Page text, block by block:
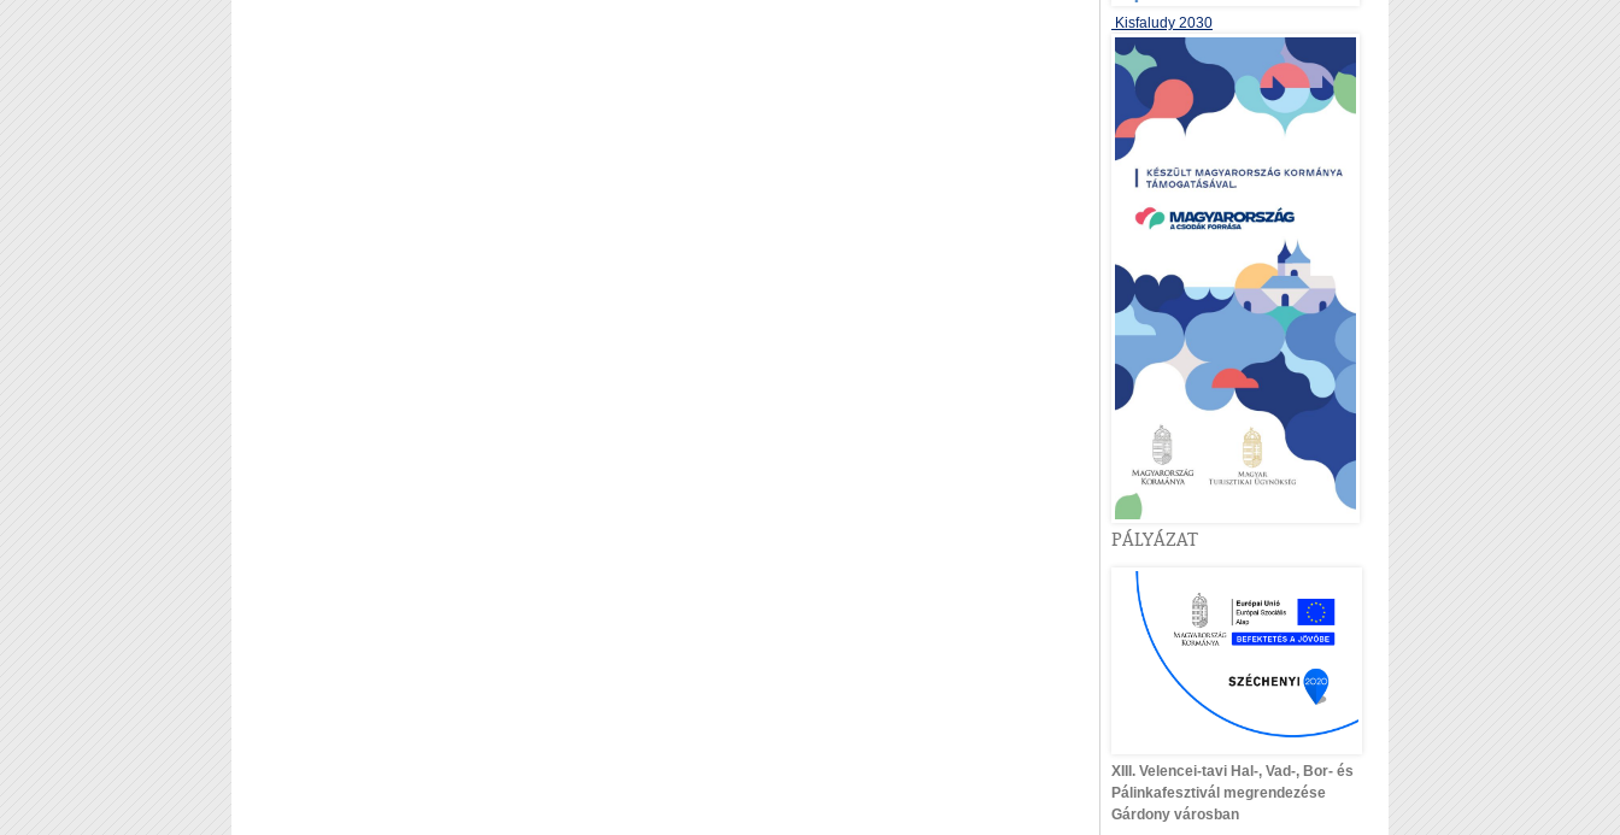
Kisfaludy 2030
PÁLYÁZAT
XIII. Velencei-tavi Hal-, Vad-, Bor- és
Pálinkafesztivál megrendezése
Gárdony városban